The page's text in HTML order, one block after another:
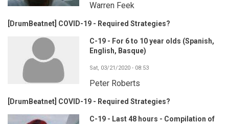
Warren Feek
[DrumBeatnet] COVID-19 - Required Strategies?
C-19 - For 6 to 10 year olds (Spanish,
English, Basque)
Sat, 03/21/2020 - 08:53
Peter Roberts
[DrumBeatnet] COVID-19 - Required Strategies?
C-19 - Last 48 hours - Compilation of